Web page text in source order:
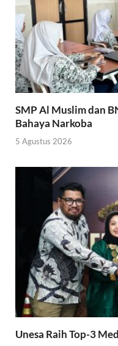
SMP Al Muslim dan
Bahaya Narkoba
5 Agustus 2026
Unesa Raih Top-3